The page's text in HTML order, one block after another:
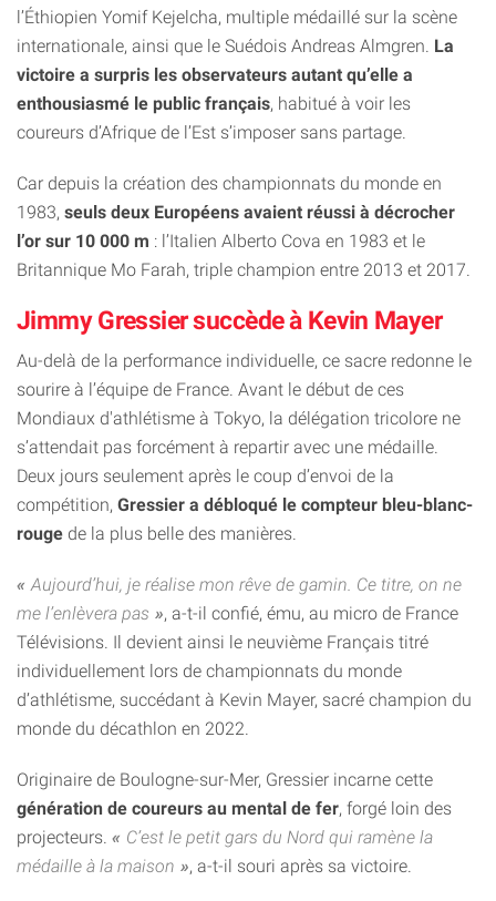
l’Éthiopien Yomif Kejelcha, multiple médaillé sur la scène
internationale, ainsi que le Suédois Andreas Almgren. La
victoire a surpris les observateurs autant qu’elle a
enthousiasmé le public français, habitué à voir les
coureurs d’Afrique de l’Est s’imposer sans partage.
Car depuis la création des championnats du monde en
1983, seuls deux Européens avaient réussi à décrocher
l’or sur 10 000 m : l’Italien Alberto Cova en 1983 et le
Britannique Mo Farah, triple champion entre 2013 et 2017.
Jimmy Gressier succède à Kevin Mayer
Au-delà de la performance individuelle, ce sacre redonne le
sourire à l’équipe de France. Avant le début de ces
Mondiaux d'athlétisme à Tokyo, la délégation tricolore ne
s’attendait pas forcément à repartir avec une médaille.
Deux jours seulement après le coup d’envoi de la
compétition, Gressier a débloqué le compteur bleu-blanc-
rouge de la plus belle des manières.
Aujourd’hui, je réalise mon rêve de gamin. Ce titre, on ne
me l’enlèvera pas
, a-t-il confié, ému, au micro de France
Télévisions. Il devient ainsi le neuvième Français titré
individuellement lors de championnats du monde
d’athlétisme, succédant à Kevin Mayer, sacré champion du
monde du décathlon en 2022.
Originaire de Boulogne-sur-Mer, Gressier incarne cette
génération de coureurs au mental de fer, forgé loin des
projecteurs.
C’est le petit gars du Nord qui ramène la
médaille à la maison
, a-t-il souri après sa victoire.